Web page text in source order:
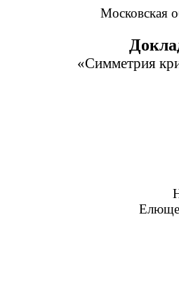
Московская
«Симметрия